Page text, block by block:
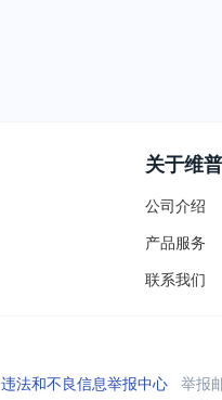
关于维普
公司介绍
产品服务
联系我们
违法和不良信息举报中心举报